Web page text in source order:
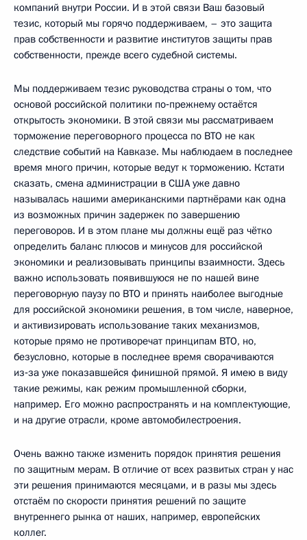
компаний внутри России. И в этой связи Ваш базовый
тезис, который мы горячо поддерживаем, – это защита
прав собственности и развитие институтов защиты прав
собственности, прежде всего судебной системы.
Мы поддерживаем тезис руководства страны о том, что
основой российской политики по‑прежнему остаётся
открытость экономики. В этой связи мы рассматриваем
торможение переговорного процесса по ВТО не как
следствие событий на Кавказе. Мы наблюдаем в последнее
время много причин, которые ведут к торможению. Кстати
сказать, смена администрации в США уже давно
называлась нашими американскими партнёрами как одна
из возможных причин задержек по завершению
переговоров. И в этом плане мы должны ещё раз чётко
определить баланс плюсов и минусов для российской
экономики и реализовывать принципы взаимности. Здесь
важно использовать появившуюся не по нашей вине
переговорную паузу по ВТО и принять наиболее выгодные
для российской экономики решения, в том числе, наверное,
и активизировать использование таких механизмов,
которые прямо не противоречат принципам ВТО, но,
безусловно, которые в последнее время сворачиваются
из‑за уже показавшейся финишной прямой. Я имею в виду
такие режимы, как режим промышленной сборки,
например. Его можно распространять и на комплектующие,
и на другие отрасли, кроме автомобилестроения.
Очень важно также изменить порядок принятия решения
по защитным мерам. В отличие от всех развитых стран у нас
эти решения принимаются месяцами, и в разы мы здесь
отстаём по скорости принятия решений по защите
внутреннего рынка от наших, например, европейских
коллег.